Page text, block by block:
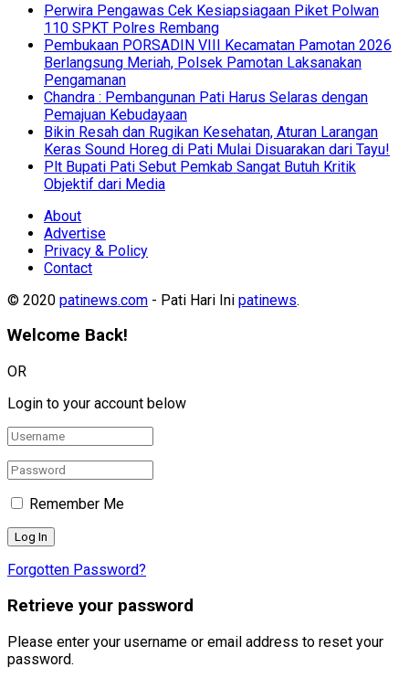
Perwira Pengawas Cek Kesiapsiagaan Piket Polwan
110 SPKT Polres Rembang
Pembukaan PORSADIN VIII Kecamatan Pamotan 2026
Berlangsung Meriah, Polsek Pamotan Laksanakan
Pengamanan
Chandra : Pembangunan Pati Harus Selaras dengan
Pemajuan Kebudayaan
Bikin Resah dan Rugikan Kesehatan, Aturan Larangan
Keras Sound Horeg di Pati Mulai Disuarakan dari Tayu!
Plt Bupati Pati Sebut Pemkab Sangat Butuh Kritik
Objektif dari Media
About
Advertise
Privacy & Policy
Contact
© 2020 patinews.com - Pati Hari Ini patinews.
Welcome Back!
OR
Login to your account below
Remember Me
Forgotten Password?
Retrieve your password
Please enter your username or email address to reset your
password.